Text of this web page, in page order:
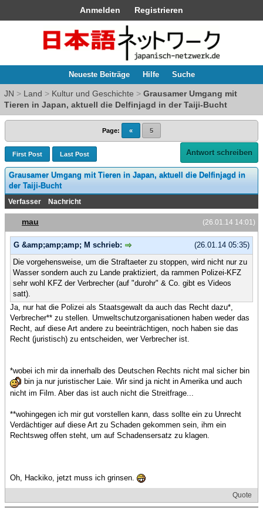
Anmelden Registrieren
Neueste Beiträge Hilfe Suche
JN > Land > Kultur und Geschichte > Grausamer Umgang mit
Tieren in Japan, aktuell die Delfinjagd in der Taiji-Bucht
Page: « 5
First Post Last Post Antwort schreiben
Grausamer Umgang mit Tieren in Japan, aktuell die Delfinjagd in
der Taiji-Bucht
Verfasser Nachricht
(26.01.14 14:01)
mau
(26.01.14 05:35)
G &amp;amp;amp; M schrieb:
Die vorgehensweise, um die Straftaeter zu stoppen, wird nicht nur zu
Wasser sondern auch zu Lande praktiziert, da rammen Polizei-KFZ
sehr wohl KFZ der Verbrecher (auf "durohr" & Co. gibt es Videos
satt).
Ja, nur hat die Polizei als Staatsgewalt da auch das Recht dazu*,
Verbrecher** zu stellen. Umweltschutzorganisationen haben weder das
Recht, auf diese Art andere zu beeinträchtigen, noch haben sie das
Recht (juristisch) zu entscheiden, wer Verbrecher ist.
*wobei ich mir da innerhalb des Deutschen Rechts nicht mal sicher bin
bin ja nur juristischer Laie. Wir sind ja nicht in Amerika und auch
nicht im Film. Aber das ist auch nicht die Streitfrage...
**wohingegen ich mir gut vorstellen kann, dass sollte ein zu Unrecht
Verdächtiger auf diese Art zu Schaden gekommen sein, ihm ein
Rechtsweg offen steht, um auf Schadensersatz zu klagen.
Oh, Hackiko, jetzt muss ich grinsen.
Quote